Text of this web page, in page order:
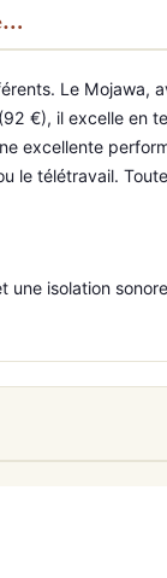
Le
€), il excelle en
excellente
télétravail.
isolation